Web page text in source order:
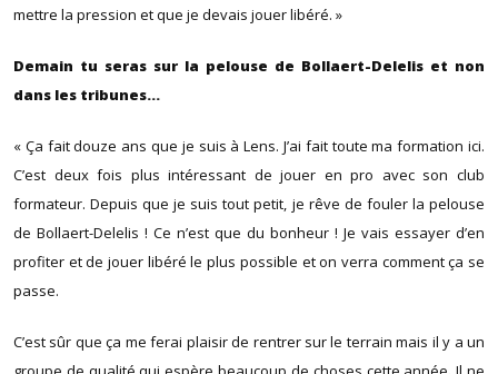
mettre la pression et que je devais jouer libéré. »
Demain tu seras sur la pelouse de Bollaert-Delelis et non
dans les tribunes…
« Ça fait douze ans que je suis à Lens. J’ai fait toute ma formation ici.
C’est deux fois plus intéressant de jouer en pro avec son club
formateur. Depuis que je suis tout petit, je rêve de fouler la pelouse
de Bollaert-Delelis ! Ce n’est que du bonheur ! Je vais essayer d’en
profiter et de jouer libéré le plus possible et on verra comment ça se
passe.
C’est sûr que ça me ferai plaisir de rentrer sur le terrain mais il y a un